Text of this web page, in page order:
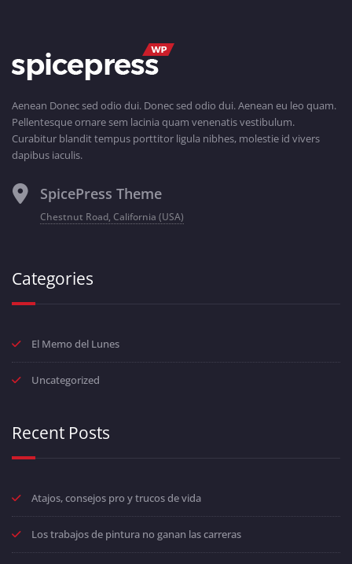
Aenean Donec sed odio dui. Donec sed odio dui. Aenean eu leo quam.
Pellentesque ornare sem lacinia quam venenatis vestibulum.
Curabitur blandit tempus porttitor ligula nibhes, molestie id vivers
dapibus iaculis.
SpicePress Theme
Chestnut Road, California (USA)
Categories
El Memo del Lunes
Uncategorized
Recent Posts
Atajos, consejos pro y trucos de vida
Los trabajos de pintura no ganan las carreras